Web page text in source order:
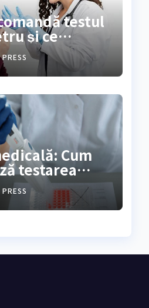
testul
și ce
PRESS
Cum
testarea
are
PRESS